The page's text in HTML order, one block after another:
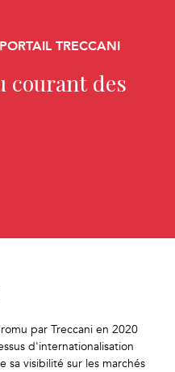
TRECCANI
courant des
par Treccani en 2020
d'internationalisation
visibilité sur les marchés